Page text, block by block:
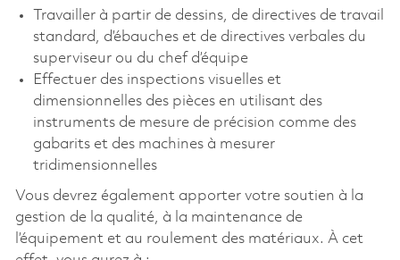
Travailler à partir de dessins, de directives de travail
standard, d’ébauches et de directives verbales du
superviseur ou du chef d’équipe
Effectuer des inspections visuelles et
dimensionnelles des pièces en utilisant des
instruments de mesure de précision comme des
gabarits et des machines à mesurer
tridimensionnelles
Vous devrez également apporter votre soutien à la
gestion de la qualité, à la maintenance de
l’équipement et au roulement des matériaux. À cet